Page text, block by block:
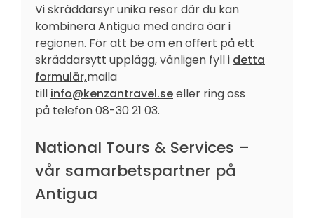
Vi skräddarsyr unika resor där du kan
kombinera Antigua med andra öar i
regionen. För att be om en offert på ett
skräddarsytt upplägg, vänligen fyll i detta
formulär,maila
till info@kenzantravel.seeller ring oss
på telefon 08-30 21 03.
National Tours & Services –
vår samarbetspartner på
Antigua